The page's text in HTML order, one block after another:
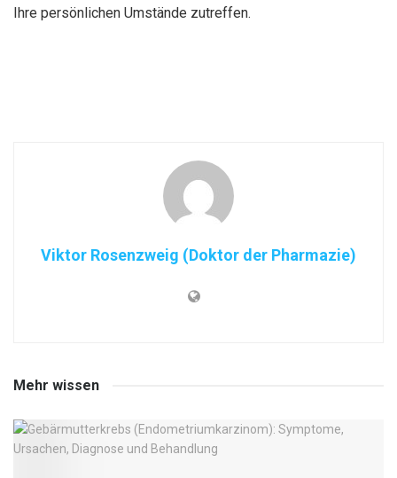
Ihre persönlichen Umstände zutreffen.
Viktor Rosenzweig (Doktor der Pharmazie)
Mehr wissen